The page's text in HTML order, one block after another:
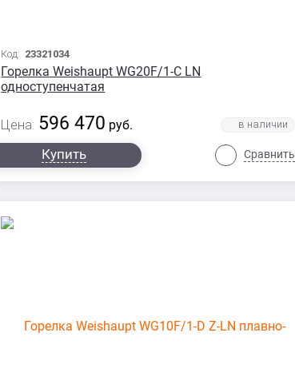
Код: 23321034
Горелка Weishaupt WG20F/1-C LN
одноступенчатая
Цена: 596 470 руб.
Купить Сравнить